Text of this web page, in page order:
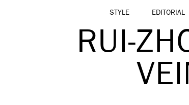
STYLE EDITORIAL
RUI-